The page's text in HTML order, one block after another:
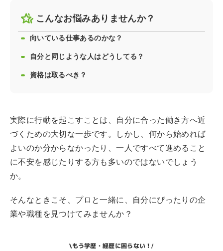
こんなお悩みありませんか？
向いている仕事あるのかな？
自分と同じような人はどうしてる？
資格は取るべき？
実際に行動を起こすことは、自分に合った働き方へ近
づくための大切な一歩です。しかし、何から始めれば
よいのか分からなかったり、一人ですべて進めること
に不安を感じたりする方も多いのではないでしょう
か。
そんなときこそ、プロと一緒に、自分にぴったりの企
業や職種を見つけてみませんか？
\もう学歴・経歴に困らない！/